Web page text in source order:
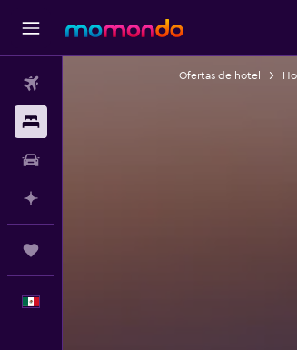
Ofertas de hotel